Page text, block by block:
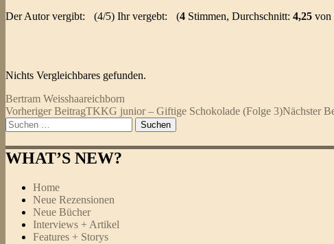
Der Autor vergibt:
(4/5) Ihr vergebt: (4 Stimmen, Durchschnitt: 4,25 von
Nichts Vergleichbares gefunden.
Bertram Weisshaareichborn
Beitragsnavigation
Vorheriger BeitragTKKG junior – Giftige Schokolade (Folge 3)Nächster
Suchen
nach:
WHAT’S NEW?
Home
Neue Rezensionen
Neue Bücher
Interviews + Artikel
Features + Storys